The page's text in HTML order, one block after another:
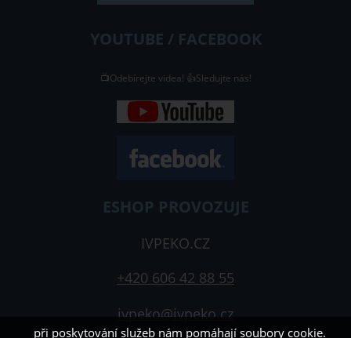
YOUTUBE / FACEBOOK
📺Odebírejte videa! 👍Sledujte nás!
ESHOP PROVOZUJE
IVPEKO.CZ
+420 606 42 88 55
ivpeko@ivpeko.cz
při poskytování služeb nám pomáhají soubory cookie.